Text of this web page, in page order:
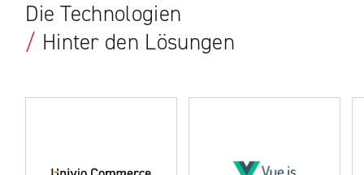
Die Technologien
/ Hinter den Lösungen